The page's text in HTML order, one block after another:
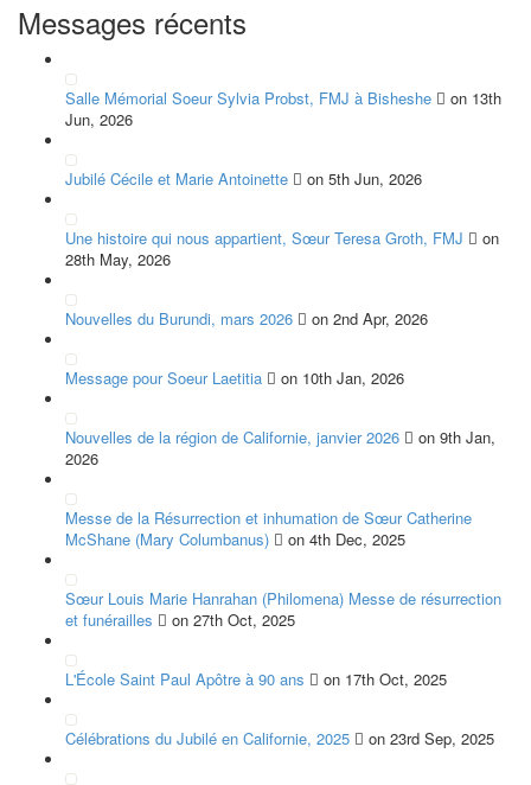
Messages récents
Salle Mémorial Soeur Sylvia Probst, FMJ à Bisheshe
on 13th
Jun, 2026
Jubilé Cécile et Marie Antoinette on 5th Jun, 2026
Une histoire qui nous appartient, Sœur Teresa Groth, FMJ
on
28th May, 2026
Nouvelles du Burundi, mars 2026 on 2nd Apr, 2026
Message pour Soeur Laetitia on 10th Jan, 2026
Nouvelles de la région de Californie, janvier 2026
on 9th Jan,
2026
Messe de la Résurrection et inhumation de Sœur Catherine
McShane (Mary Columbanus)
on 4th Dec, 2025
Sœur Louis Marie Hanrahan (Philomena) Messe de résurrection
et funérailles
on 27th Oct, 2025
L'École Saint Paul Apôtre à 90 ans on 17th Oct, 2025
Célébrations du Jubilé en Californie, 2025 on 23rd Sep, 2025